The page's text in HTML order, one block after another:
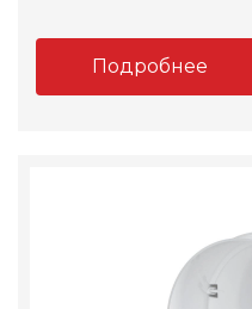
Подробнее